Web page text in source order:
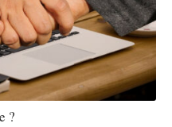
?